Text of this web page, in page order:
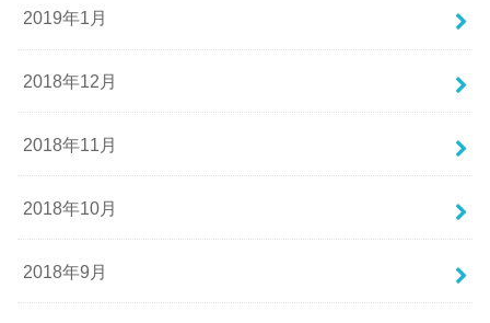
2019年1月
2018年12月
2018年11月
2018年10月
2018年9月